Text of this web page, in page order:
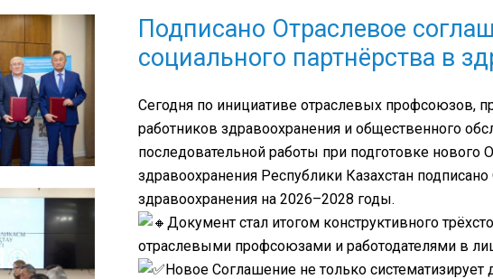
Подписано Отраслевое
социального партнёрства в
Сегодня по инициативе отраслевых профсоюзов,
работников здравоохранения и общественного
последовательной работы при подготовке
здравоохранения Республики Казахстан
здравоохранения на 2026–2028 годы.
Документ стал итогом конструктивного
отраслевыми профсоюзами и работодателями в
Новое Соглашение не только